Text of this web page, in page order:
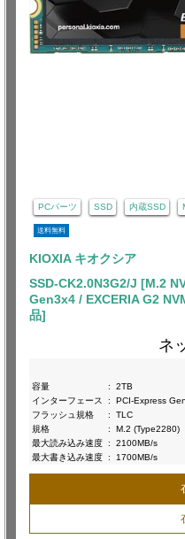
PCパーツ SSD 内蔵SSD
送料無料
KIOXIA キオクシア
SSD-CK2.0N3G2/J [M.2
Gen3x4 / EXCERIA G2
品]
ネ
容量
:
2TB
インターフェース
:
PCI-Express
フラッシュ規格
:
TLC
規格
:
M.2 (Type2280)
最大読み込み速度 :
2100MB/s
最大書き込み速度 : 1700MB/s